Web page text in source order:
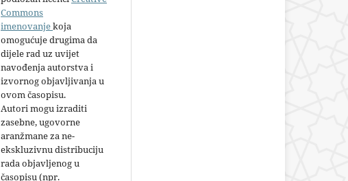
Commons
imenovanjekoja
omogućuje drugima da
dijele rad uz uvijet
navođenja autorstva i
izvornog objavljivanja u
ovom časopisu.
Autori mogu izraditi
zasebne, ugovorne
aranžmane za ne-
ekskluzivnu distribuciju
rada objavljenog u
časopisu (npr.